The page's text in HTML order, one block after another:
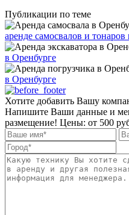
Публикации по теме
аренде самосвалов и
в Оренбурге
в Оренбурге
Хотите добавить Вашу
Напишите Ваши данные и
размещение! Цены: от 500